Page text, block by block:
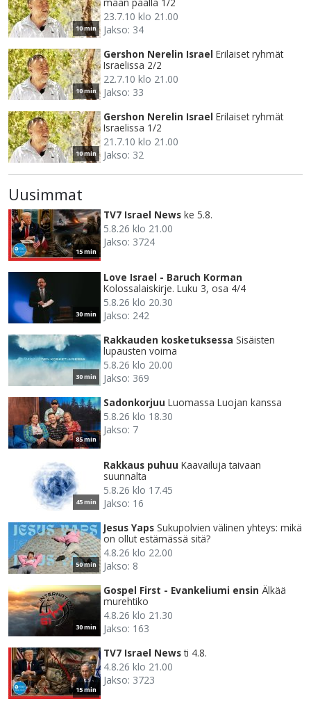
10 min
23.7.10 klo 21.00
Jakso: 34
10 min
Gershon Nerelin Israel Erilaiset ryhmät
Israelissa 2/2
22.7.10 klo 21.00
Jakso: 33
10 min
Gershon Nerelin Israel Erilaiset ryhmät
Israelissa 1/2
21.7.10 klo 21.00
Jakso: 32
Uusimmat
15 min
TV7 Israel News ke 5.8.
5.8.26 klo 21.00
Jakso: 3724
30 min
Love Israel - Baruch Korman
Kolossalaiskirje. Luku 3, osa 4/4
5.8.26 klo 20.30
Jakso: 242
30 min
Rakkauden kosketuksessa Sisäisten
lupausten voima
5.8.26 klo 20.00
Jakso: 369
85 min
Sadonkorjuu Luomassa Luojan kanssa
5.8.26 klo 18.30
Jakso: 7
45 min
Rakkaus puhuu Kaavailuja taivaan
suunnalta
5.8.26 klo 17.45
Jakso: 16
50 min
Jesus Yaps Sukupolvien välinen yhteys: mikä
on ollut estämässä sitä?
4.8.26 klo 22.00
Jakso: 8
30 min
Gospel First - Evankeliumi ensin Älkää
murehtiko
4.8.26 klo 21.30
Jakso: 163
15 min
TV7 Israel News ti 4.8.
4.8.26 klo 21.00
Jakso: 3723